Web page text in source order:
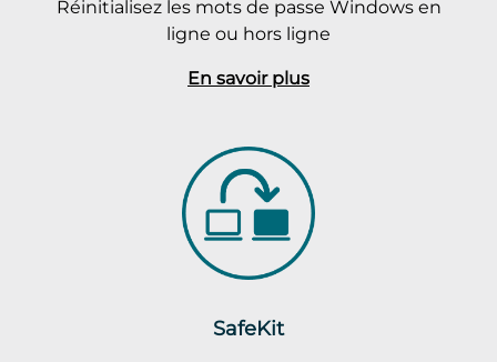
Réinitialisez les mots de passe Windows en
ligne ou hors ligne
En savoir plus
SafeKit